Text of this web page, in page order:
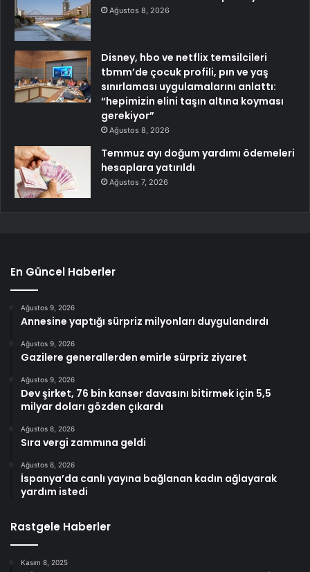
Ağustos 8, 2026
Disney, hbo ve netflix temsilcileri
tbmm’de çocuk profili, pın ve yaş
sınırlaması uygulamalarını anlattı:
“hepimizin elini taşın altına koyması
gerekiyor”
Ağustos 8, 2026
Temmuz ayı doğum yardımı ödemeleri
hesaplara yatırıldı
Ağustos 7, 2026
En Güncel Haberler
Ağustos 9, 2026
Annesine yaptığı sürpriz milyonları duygulandırdı
Ağustos 9, 2026
Gazilere generallerden emirle sürpriz ziyaret
Ağustos 9, 2026
Dev şirket, 76 bin kanser davasını bitirmek için 5,5
milyar doları gözden çıkardı
Ağustos 8, 2026
Sıra vergi zammına geldi
Ağustos 8, 2026
İspanya’da canlı yayına bağlanan kadın ağlayarak
yardım istedi
Rastgele Haberler
Kasım 8, 2025